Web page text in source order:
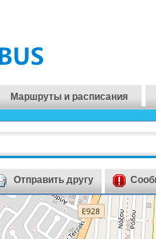
Маршруты и расписания
Отправить другу